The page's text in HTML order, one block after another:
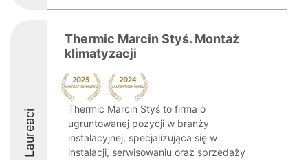
Laureaci
Thermic Marcin Styś. Montaż
klimatyzacji
Thermic Marcin Styś to firma o
ugruntowanej pozycji w branży
instalacyjnej, specjalizująca się w
instalacji, serwisowaniu oraz sprzedaży